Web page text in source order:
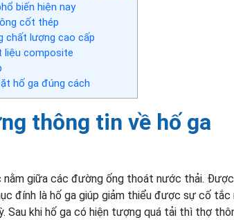
biến hiện nay
cốt thép
chất lượng cao cấp
liệu composite
hố ga đúng cách
thông tin về hố ga
nằm giữa các đường ống thoát nước thải.
đính là hố ga giúp giảm thiểu được sự cố
Sau khi hố ga có hiện tượng quá tải thì thợ